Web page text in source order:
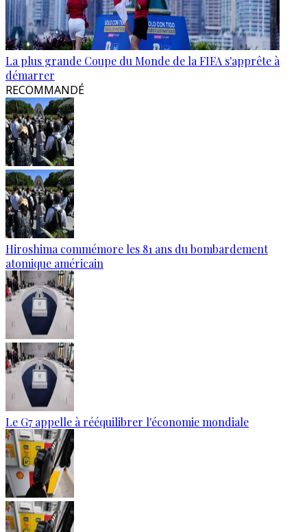
La plus grande Coupe du Monde de la FIFA s'apprête à
démarrer
RECOMMANDÉ
Hiroshima commémore les 81 ans du bombardement
atomique américain
Le G7 appelle à rééquilibrer l'économie mondiale